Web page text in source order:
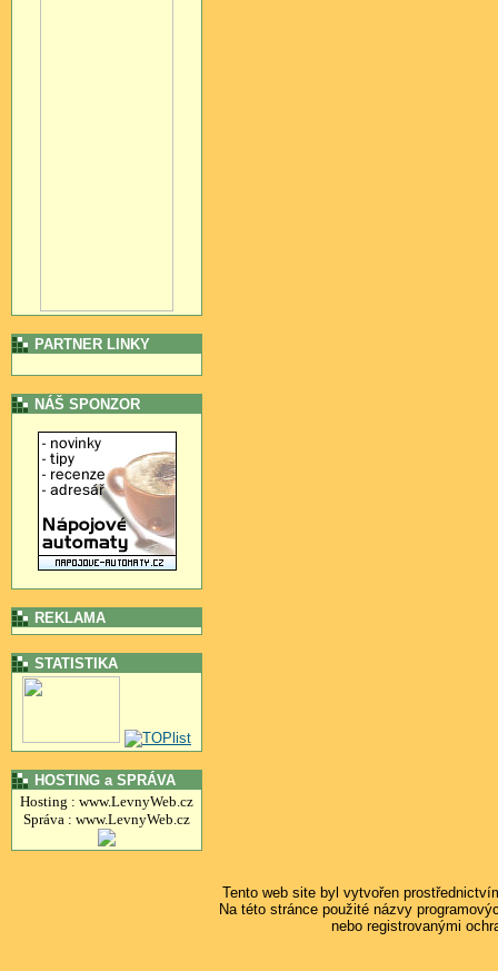
PARTNER LINKY
NÁŠ SPONZOR
REKLAMA
STATISTIKA
HOSTING a SPRÁVA
Hosting : www.LevnyWeb.cz
Správa : www.LevnyWeb.cz
Tento web site byl vytvořen
Na této stránce použité názvy
nebo registrovanými